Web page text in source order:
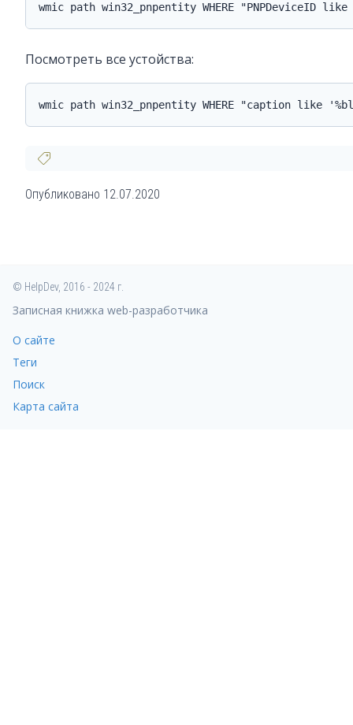
wmic path win32_pnpentity WHERE "PNPDeviceID like
Посмотреть все устойства:
wmic path win32_pnpentity WHERE "caption like
Опубликовано 12.07.2020
© HelpDev, 2016 - 2024 г.
Записная книжка web-разработчика
О сайте
Теги
Поиск
Карта сайта